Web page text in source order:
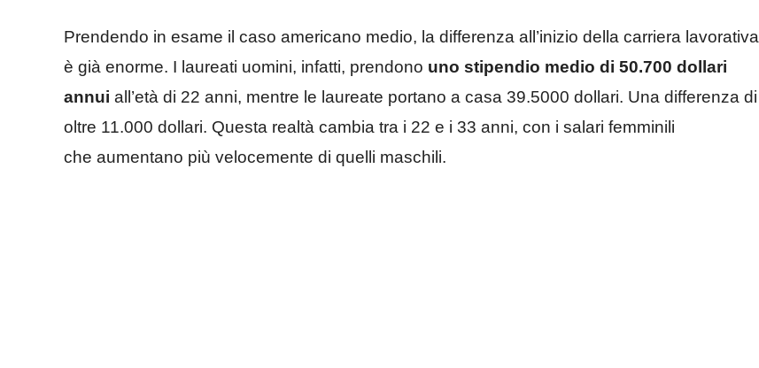
Prendendo in esame il caso americano medio, la differenza all’inizio della carriera lavorativa
è già enorme. I laureati uomini, infatti, prendono uno stipendio medio di 50.700 dollari
annui all’età di 22 anni, mentre le laureate portano a casa 39.5000 dollari. Una differenza di
oltre 11.000 dollari. Questa realtà cambia tra i 22 e i 33 anni, con i salari femminili
che aumentano più velocemente di quelli maschili.